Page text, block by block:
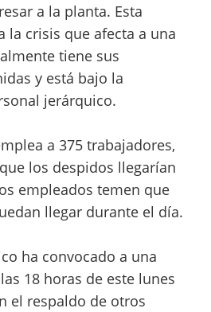
a la planta. Esta
la crisis que afecta a una
tiene sus
y está bajo la
jerárquico.
a 375 trabajadores,
los despidos llegarían
empleados temen que
llegar durante el día.
ha convocado a una
18 horas de este lunes
el respaldo de otros